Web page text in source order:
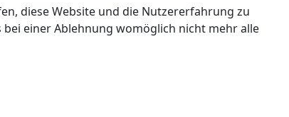
diese Website und die Nutzererfahrung zu
bei einer Ablehnung womöglich nicht mehr alle